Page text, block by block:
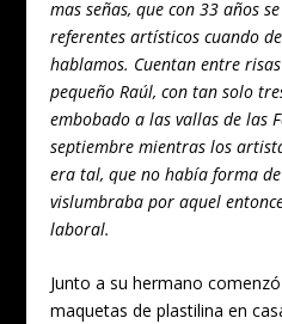
mas señas, que con 33 años
referentes artísticos cuando
hablamos. Cuentan entre
pequeño Raúl, con tan solo
embobado a las vallas de las
septiembre mientras los
era tal, que no había forma
vislumbraba por aquel
laboral.
Junto a su hermano
maquetas de plastilina en